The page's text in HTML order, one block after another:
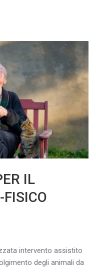
IL
FISICO
intervento assistito
degli animali da